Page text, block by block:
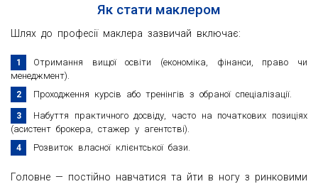
Як стати маклером
Шлях до професії маклера зазвичай включає:
Отримання вищої освіти (економіка, фінанси, право чи
менеджмент).
Проходження курсів або тренінгів з обраної спеціалізації.
Набуття практичного досвіду, часто на початкових позиціях
(асистент брокера, стажер у агентстві).
Розвиток власної клієнтської бази.
Головне — постійно навчатися та йти в ногу з ринковими